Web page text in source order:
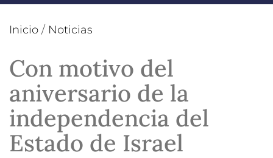
Inicio / Noticias
Con motivo del
aniversario de la
independencia del
Estado de Israel